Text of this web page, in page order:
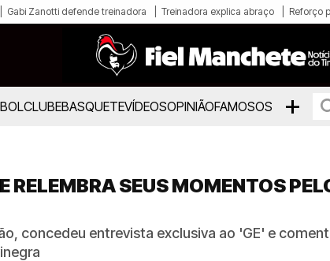
Gabi Zanotti defende treinadora Treinadora explica abraço Reforço
CLUBEBASQUETEVÍDEOSOPINIÃOFAMOSOS +
RELEMBRA SEUS MOMENTOS
concedeu entrevista exclusiva ao 'GE' e